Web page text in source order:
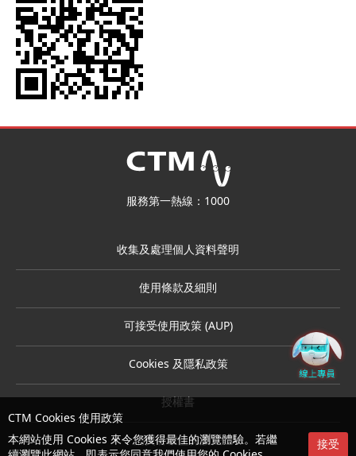
服務第一熱線：1000
收集及處理個人資料聲明
使用條款及細則
可接受使用政策 (AUP)
Cookies 及隱私政策
授權書
消費者權益保護法
CTM Cookies 使用政策
本網站使用 Cookies 來令您獲得最佳的瀏覽體驗。若繼
接受